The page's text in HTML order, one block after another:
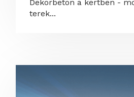
Dekorbeton a kertben -
terek...